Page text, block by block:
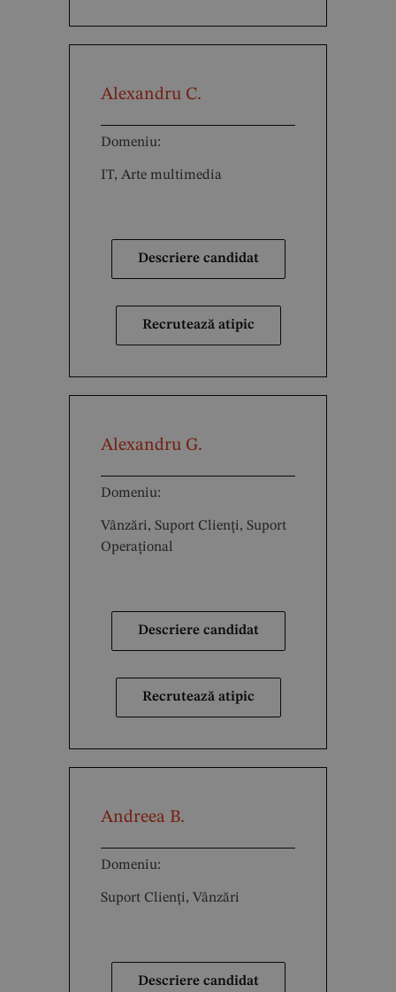
Alexandru C.
Domeniu:
IT, Arte multimedia
Descriere candidat
Recrutează atipic
Alexandru G.
Domeniu:
Vânzări, Suport Clienți, Suport
Operațional
Descriere candidat
Recrutează atipic
Andreea B.
Domeniu:
Suport Clienți, Vânzări
Descriere candidat